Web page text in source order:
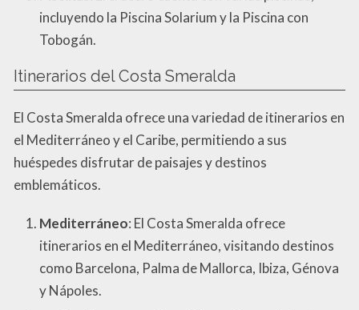
incluyendo la Piscina Solarium y la Piscina con
Tobogán.
Itinerarios del Costa Smeralda
El Costa Smeralda ofrece una variedad de itinerarios en
el Mediterráneo y el Caribe, permitiendo a sus
huéspedes disfrutar de paisajes y destinos
emblemáticos.
Mediterráneo: El Costa Smeralda ofrece
itinerarios en el Mediterráneo, visitando destinos
como Barcelona, Palma de Mallorca, Ibiza, Génova
y Nápoles.